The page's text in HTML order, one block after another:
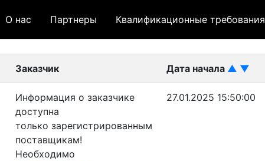
О нас Партнеры Квалификационные требования
Заказчик Дата начала ▲ ▼
Информация о заказчике
доступна
только зарегистрированным
поставщикам!
Необходимо
27.01.2025 15:50:00